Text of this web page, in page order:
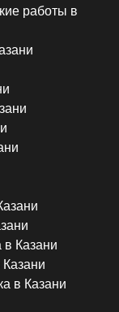
работы в
в Казани
в Казани